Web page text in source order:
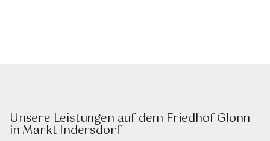
Unsere Leistungen auf dem Friedhof Glonn
in Markt Indersdorf